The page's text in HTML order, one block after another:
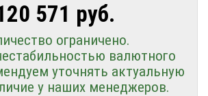
571 руб.
ограничено.
валютного
уточнять актуальную
у наших менеджеров.